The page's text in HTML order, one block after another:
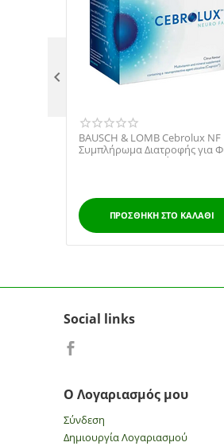
BAUSCH & LOMB Cebrolux NF
Συμπλήρωμα Διατροφής για
Όραση, 30 φακελλίσκοι
ΠΡΟΣΘΉΚΗ ΣΤΟ ΚΑΛΆΘΙ

Social links
Ο Λογαριασμός μου
Σύνδεση
Δημιουργία Λογαριασμού